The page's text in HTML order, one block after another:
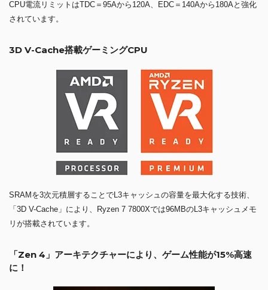
CPU電流リミットはTDC＝95Aから120A、EDC＝140Aから180Aと強化
されています。
3D V-Cache搭載ゲーミングCPU
SRAMを3次元積層することでL3キャッシュの容量を最大化する技術、
「3D V-Cache」により、Ryzen 7 7800Xでは96MBのL3キャッシュメモ
リが搭載されています。
「Zen 4」アーキテクチャーにより、ゲーム性能が15%高速
に！